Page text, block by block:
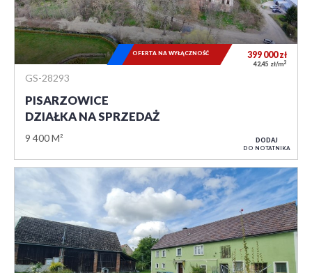
GS-28293
PISARZOWICE
DZIAŁKA NA SPRZEDAŻ
9 400 M²
399 000zł
42,45 zł/m2
OFERTA NA WYŁĄCZNOŚĆ
DODAJ
DO NOTATNIKA